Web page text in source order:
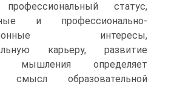
статус,
и профессионально-
интересы,
карьеру, развитие
мышления определяет
смысл образовательной